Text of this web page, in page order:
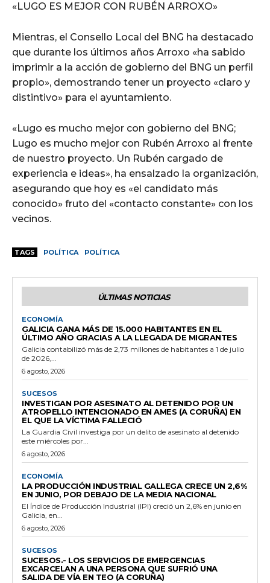
«LUGO ES MEJOR CON RUBÉN ARROXO»
Mientras, el Consello Local del BNG ha destacado
que durante los últimos años Arroxo «ha sabido
imprimir a la acción de gobierno del BNG un perfil
propio», demostrando tener un proyecto «claro y
distintivo» para el ayuntamiento.
«Lugo es mucho mejor con gobierno del BNG;
Lugo es mucho mejor con Rubén Arroxo al frente
de nuestro proyecto. Un Rubén cargado de
experiencia e ideas», ha ensalzado la organización,
asegurando que hoy es «el candidato más
conocido» fruto del «contacto constante» con los
vecinos.
TAGS POLÍTICA POLÍTICA
ÚLTIMAS NOTICIAS
ECONOMÍA
GALICIA GANA MÁS DE 15.000 HABITANTES EN EL
ÚLTIMO AÑO GRACIAS A LA LLEGADA DE MIGRANTES
Galicia contabilizó más de 2,73 millones de habitantes a 1 de julio
de 2026,...
6 agosto, 2026
SUCESOS
INVESTIGAN POR ASESINATO AL DETENIDO POR UN
ATROPELLO INTENCIONADO EN AMES (A CORUÑA) EN
EL QUE LA VÍCTIMA FALLECIÓ
La Guardia Civil investiga por un delito de asesinato al detenido
este miércoles por...
6 agosto, 2026
ECONOMÍA
LA PRODUCCIÓN INDUSTRIAL GALLEGA CRECE UN 2,6%
EN JUNIO, POR DEBAJO DE LA MEDIA NACIONAL
El Índice de Producción Industrial (IPI) creció un 2,6% en junio en
Galicia, en...
6 agosto, 2026
SUCESOS
SUCESOS.- LOS SERVICIOS DE EMERGENCIAS
EXCARCELAN A UNA PERSONA QUE SUFRIÓ UNA
SALIDA DE VÍA EN TEO (A CORUÑA)